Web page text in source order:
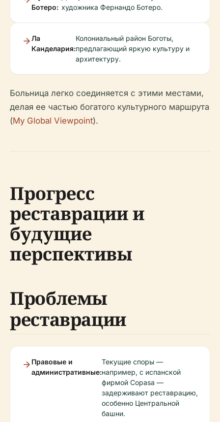
Ботеро: художника Фернандо Ботеро.
Ла
Канделария:
Колониальный район Боготы,
предлагающий яркую культуру и
архитектуру.
Больница легко соединяется с этими местами,
делая ее частью богатого культурного маршрута
(My Global Viewpoint).
Прогресс
реставрации и
будущие
перспективы
Проблемы
реставрации
Правовые и
административные:
Текущие споры —
например, с испанской
фирмой Copasa —
задерживают реставрацию,
особенно Центральной
башни.